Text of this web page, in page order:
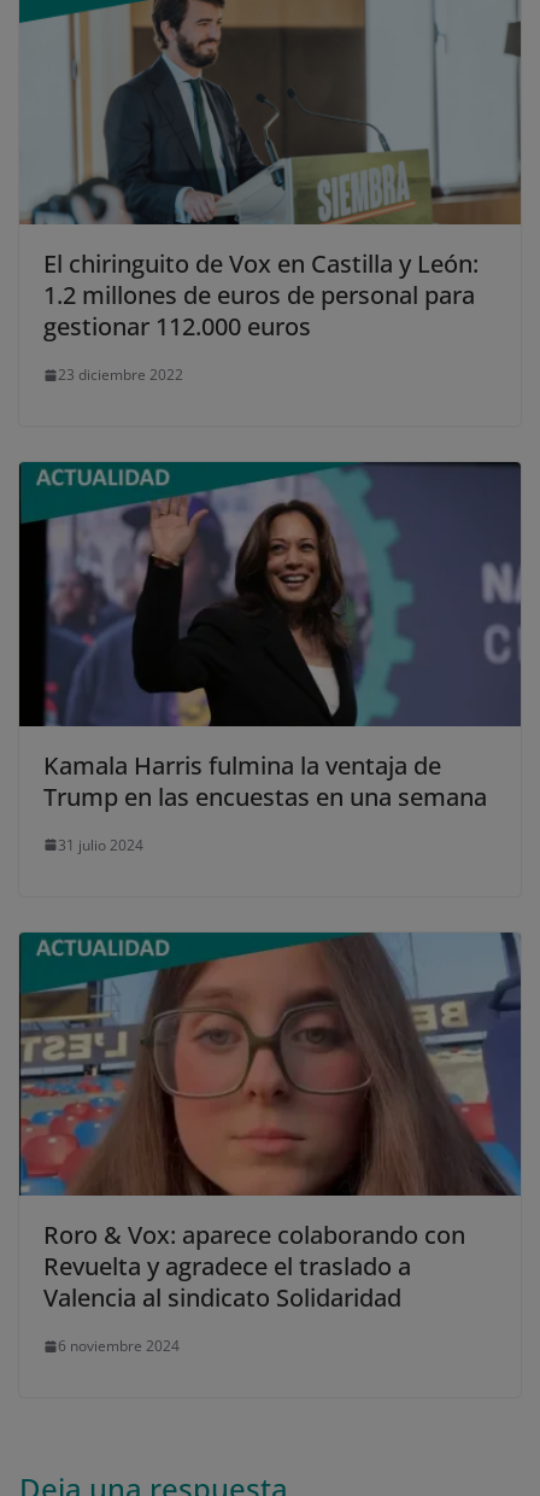
El chiringuito de Vox en Castilla y León:
1.2 millones de euros de personal para
gestionar 112.000 euros
23 diciembre 2022
Kamala Harris fulmina la ventaja de
Trump en las encuestas en una semana
31 julio 2024
Roro & Vox: aparece colaborando con
Revuelta y agradece el traslado a
Valencia al sindicato Solidaridad
6 noviembre 2024